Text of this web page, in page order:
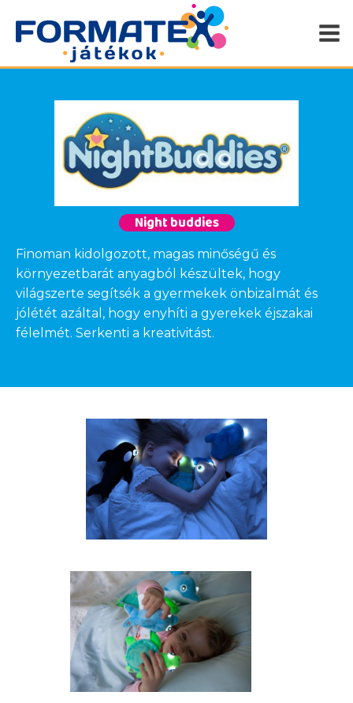
Night buddies
Finoman kidolgozott, magas minőségű és
környezetbarát anyagból készültek, hogy
világszerte segítsék a gyermekek önbizalmát és
jólétét azáltal, hogy enyhíti a gyerekek éjszakai
félelmét. Serkenti a kreativitást.